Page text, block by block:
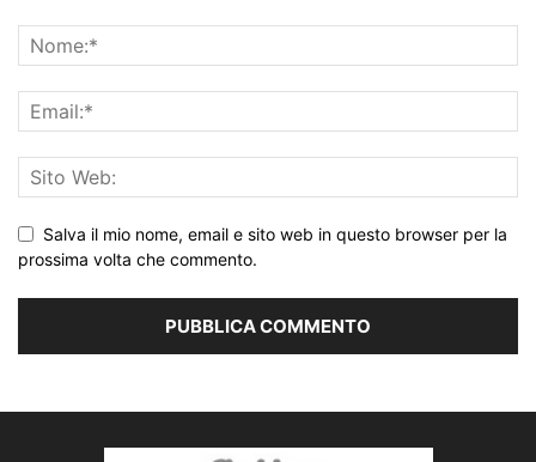
Salva il mio nome, email e sito web in questo browser per la
prossima volta che commento.